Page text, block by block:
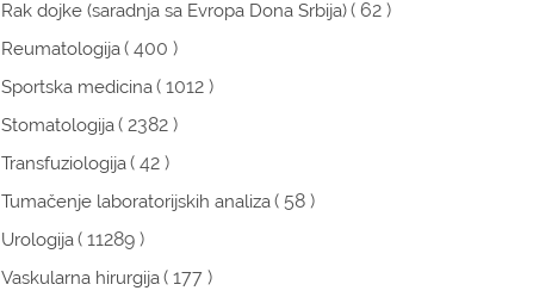
Rak dojke (saradnja sa Evropa Dona Srbija)( 62 )
Reumatologija( 400 )
Sportska medicina( 1012 )
Stomatologija( 2382 )
Transfuziologija( 42 )
Tumačenje laboratorijskih analiza( 58 )
Urologija( 11289 )
Vaskularna hirurgija( 177 )